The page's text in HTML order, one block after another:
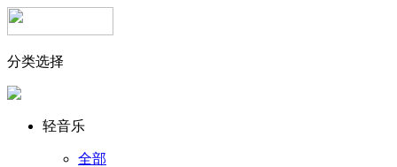
分类选择
轻音乐
全部